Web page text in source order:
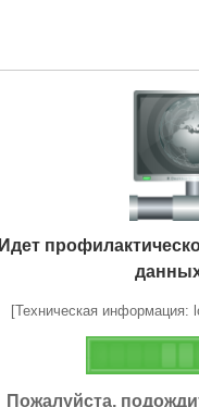
Идет
[Техническая информация:
Пожалуйста,